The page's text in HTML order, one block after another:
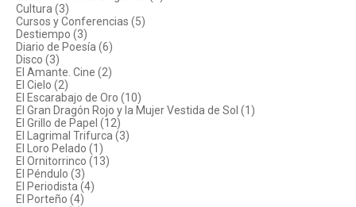
Cultura (3)
Cursos y Conferencias (5)
Destiempo (3)
Diario de Poesía (6)
Disco (3)
El Amante. Cine (2)
El Cielo (2)
El Escarabajo de Oro (10)
El Gran Dragón Rojo y la Mujer Vestida de Sol (1)
El Grillo de Papel (12)
El Lagrimal Trifurca (3)
El Loro Pelado (1)
El Ornitorrinco (13)
El Péndulo (3)
El Periodista (4)
El Porteño (4)